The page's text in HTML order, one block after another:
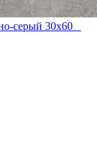
серый 30x60 _